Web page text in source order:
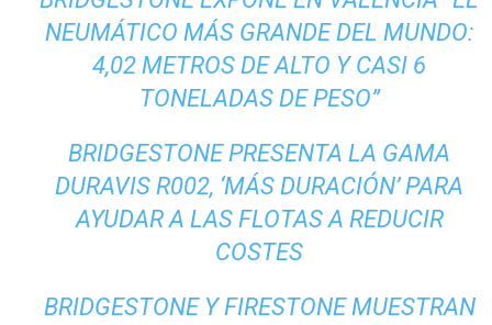
NEUMÁTICO MÁS GRANDE DEL MUNDO:
4,02 METROS DE ALTO Y CASI 6
TONELADAS DE PESO”
BRIDGESTONE PRESENTA LA GAMA
DURAVIS R002, ‘MÁS DURACIÓN’ PARA
AYUDAR A LAS FLOTAS A REDUCIR
COSTES
BRIDGESTONE Y FIRESTONE MUESTRAN